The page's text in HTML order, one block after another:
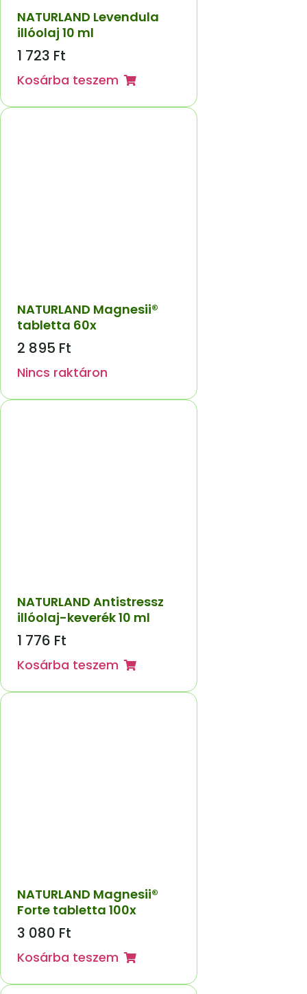
NATURLAND Levendula
illóolaj 10 ml
1 723 Ft
Kosárba teszem
NATURLAND Magnesii®
tabletta 60x
2 895 Ft
Nincs raktáron
NATURLAND Antistressz
illóolaj-keverék 10 ml
1 776 Ft
Kosárba teszem
NATURLAND Magnesii®
Forte tabletta 100x
3 080 Ft
Kosárba teszem